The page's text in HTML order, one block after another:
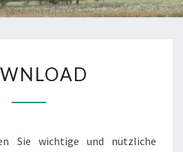
Sie wichtige und nützliche